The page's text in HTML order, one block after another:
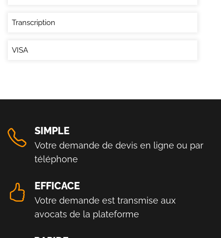
Transcription
VISA
SIMPLE
Votre demande de devis en ligne ou par
téléphone
EFFICACE
Votre demande est transmise aux
avocats de la plateforme